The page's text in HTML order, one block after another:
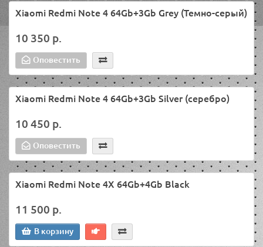
Xiaomi Redmi Note 4 64Gb+3Gb Grey (Темно-серый)
10 350 р.
Оповестить
Xiaomi Redmi Note 4 64Gb+3Gb Silver (серебро)
10 450 р.
Оповестить
Xiaomi Redmi Note 4X 64Gb+4Gb Black
11 500 р.
В корзину